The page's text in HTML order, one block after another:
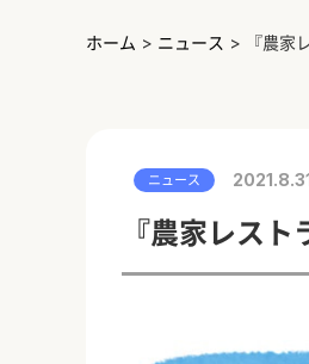
ホーム > ニュース > 『農家
ニュース
『農家レス